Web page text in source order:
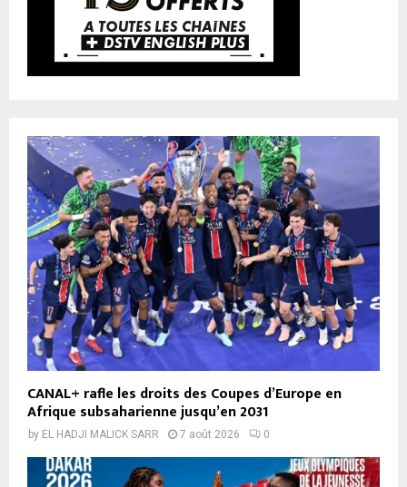
CANAL+ rafle les droits des Coupes d’Europe en
Afrique subsaharienne jusqu’en 2031
by EL HADJI MALICK SARR 7 août 2026 0